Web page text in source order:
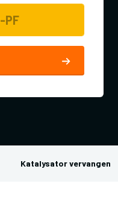
Katalysator vervangen